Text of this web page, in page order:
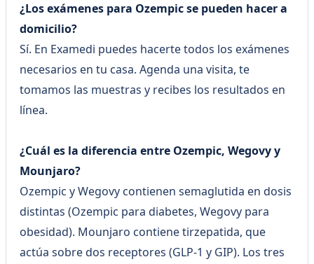
¿Los exámenes para Ozempic se pueden hacer a
domicilio?
Sí. En Examedi puedes hacerte todos los exámenes
necesarios en tu casa. Agenda una visita, te
tomamos las muestras y recibes los resultados en
línea.
¿Cuál es la diferencia entre Ozempic, Wegovy y
Mounjaro?
Ozempic y Wegovy contienen semaglutida en dosis
distintas (Ozempic para diabetes, Wegovy para
obesidad). Mounjaro contiene tirzepatida, que
actúa sobre dos receptores (GLP-1 y GIP). Los tres